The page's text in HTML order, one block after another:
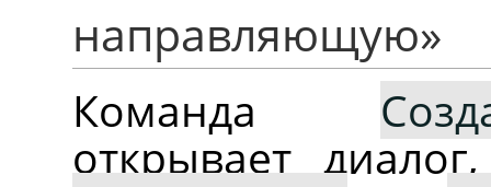
направляющую»
Команда
открывает